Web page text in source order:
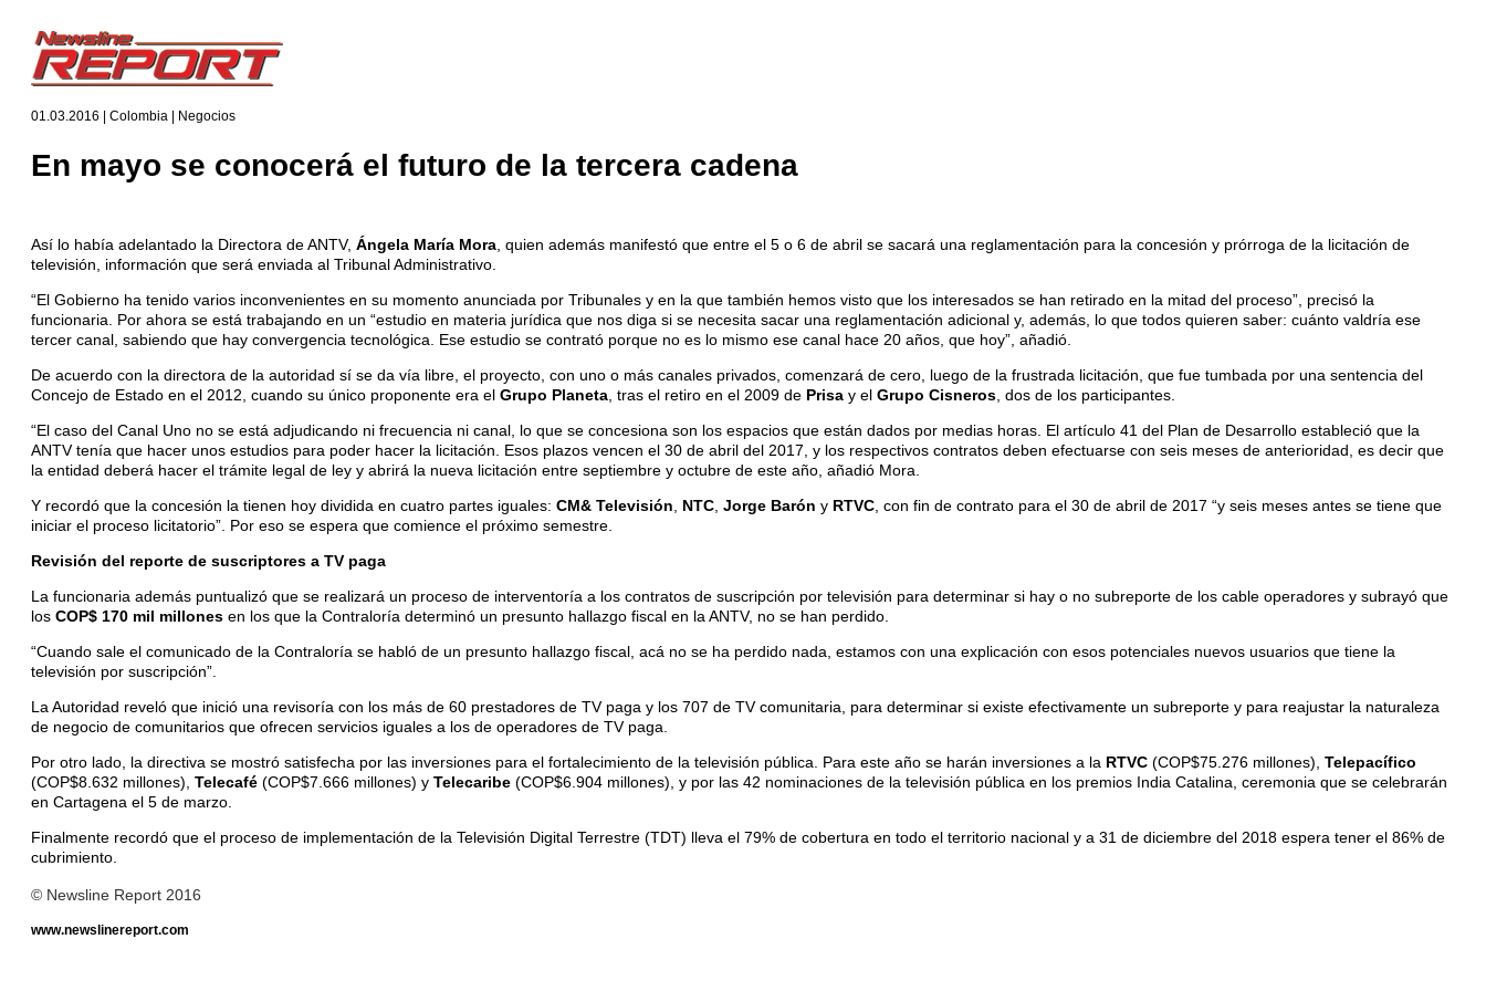
01.03.2016 | Colombia | Negocios
En mayo se conocerá el futuro de la tercera cadena
Así lo había adelantado la Directora de ANTV, Ángela María Mora , quien además manifestó que entre el 5 o 6 de abril se sacará una reglamentación para la concesión y prórroga de la licitación de
televisión, información que será enviada al Tribunal Administrativo.
“El Gobierno ha tenido varios inconvenientes en su momento anunciada por Tribunales y en la que también hemos visto que los interesados se han retirado en la mitad del proceso”, precisó la
funcionaria. Por ahora se está trabajando en un “estudio en materia jurídica que nos diga si se necesita sacar una reglamentación adicional y, además, lo que todos quieren saber: cuánto valdría ese
tercer canal, sabiendo que hay convergencia tecnológica. Ese estudio se contrató porque no es lo mismo ese canal hace 20 años, que hoy”, añadió.
De acuerdo con la directora de la autoridad sí se da vía libre, el proyecto, con uno o más canales privados, comenzará de cero, luego de la frustrada licitación, que fue tumbada por una sentencia del
Concejo de Estado en el 2012, cuando su único proponente era el Grupo Planeta , tras el retiro en el 2009 de Prisa y el Grupo Cisneros , dos de los participantes.
“El caso del Canal Uno no se está adjudicando ni frecuencia ni canal, lo que se concesiona son los espacios que están dados por medias horas. El artículo 41 del Plan de Desarrollo estableció que la
ANTV tenía que hacer unos estudios para poder hacer la licitación. Esos plazos vencen el 30 de abril del 2017, y los respectivos contratos deben efectuarse con seis meses de anterioridad, es decir que
la entidad deberá hacer el trámite legal de ley y abrirá la nueva licitación entre septiembre y octubre de este año, añadió Mora.
Y recordó que la concesión la tienen hoy dividida en cuatro partes iguales: CM& Televisión NTC Jorge Barón y RTVC , con fin de contrato para el 30 de abril de 2017 “y seis meses antes se tiene que
iniciar el proceso licitatorio”. Por eso se espera que comience el próximo semestre.
Revisión del reporte de suscriptores a TV paga
La funcionaria además puntualizó que se realizará un proceso de interventoría a los contratos de suscripción por televisión para determinar si hay o no subreporte de los cable operadores y subrayó que
los COP$ 170 mil millones en los que la Contraloría determinó un presunto hallazgo fiscal en la ANTV, no se han perdido.
“Cuando sale el comunicado de la Contraloría se habló de un presunto hallazgo fiscal, acá no se ha perdido nada, estamos con una explicación con esos potenciales nuevos usuarios que tiene la
televisión por suscripción”.
La Autoridad reveló que inició una revisoría con los más de 60 prestadores de TV paga y los 707 de TV comunitaria, para determinar si existe efectivamente un subreporte y para reajustar la naturaleza
de negocio de comunitarios que ofrecen servicios iguales a los de operadores de TV paga.
Por otro lado, la directiva se mostró satisfecha por las inversiones para el fortalecimiento de la televisión pública. Para este año se harán inversiones a la RTVC (COP$75.276 millones), Telepacífico
(COP$8.632 millones), Telecafé (COP$7.666 millones) y Telecaribe (COP$6.904 millones), y por las 42 nominaciones de la televisión pública en los premios India Catalina, ceremonia que se celebrarán
en Cartagena el 5 de marzo.
Finalmente recordó que el proceso de implementación de la Televisión Digital Terrestre (TDT) lleva el 79% de cobertura en todo el territorio nacional y a 31 de diciembre del 2018 espera tener el 86% de
cubrimiento.
© Newsline Report 2016
www.newslinereport.com